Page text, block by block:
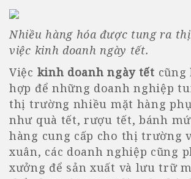
Nhiều hàng hóa được tung ra
việc kinh doanh ngày tết.
Việc kinh doanh ngày tết
hợp để những doanh nghiệp
thị trường nhiều mặt hàng
như quà tết, rượu tết, bánh
hàng cung cấp cho thị trường
xuân, các doanh nghiệp cũng
xưởng để sản xuất và lưu trữ